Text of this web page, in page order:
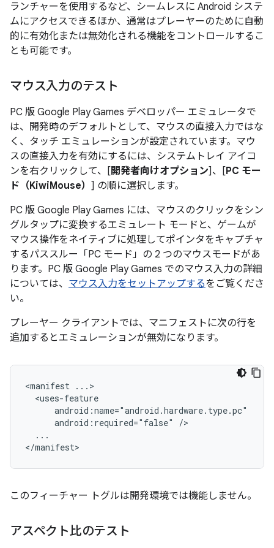
ランチャーを使用するなど、シームレスに Android システ
ムにアクセスできるほか、通常はプレーヤーのために自動
的に有効化または無効化される機能をコントロールするこ
とも可能です。
マウス入力のテスト
PC 版 Google Play Games デベロッパー エミュレータで
は、開発時のデフォルトとして、マウスの直接入力ではな
く、タッチ エミュレーションが設定されています。マウ
スの直接入力を有効にするには、システムトレイ アイコ
ンを右クリックして、[ 開発者向けオプション]、[PC モー
ド（KiwiMouse） ] の順に選択します。
PC 版 Google Play Games には、マウスのクリックをシン
グルタップに変換するエミュレート モードと、ゲームが
マウス操作をネイティブに処理してポインタをキャプチャ
するパススルー「PC モード」の 2 つのマウスモードがあ
ります。PC 版 Google Play Games でのマウス入力の詳細
については、 マウス入力をセットアップするをご覧くださ
い。
プレーヤー クライアントでは、マニフェストに次の行を
追加するとエミュレーションが無効になります。
<manifest
android:required="false"
...
このフィーチャー トグルは開発環境では機能しません。
アスペクト比のテスト